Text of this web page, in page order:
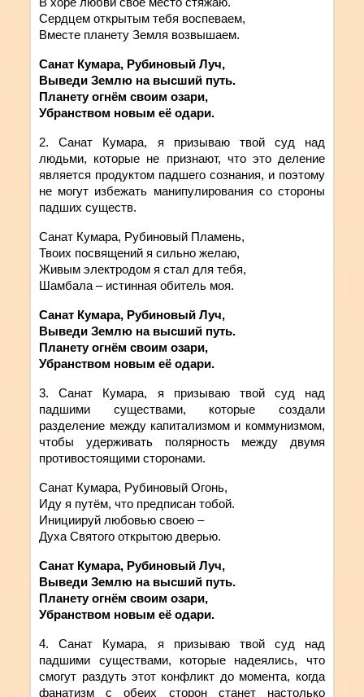
Сердцем открытым тебя воспеваем,
Вместе планету Земля возвышаем.
Санат Кумара, Рубиновый Луч,
Выведи Землю на высший путь.
Планету огнём своим озари,
Убранством новым её одари.
2. Санат Кумара, я призываю твой суд
над
людьми, которые не признают, что это деление
является продуктом падшего сознания, и поэтому
не могут избежать манипулирования со стороны
падших существ.
Санат Кумара, Рубиновый Пламень,
Твоих посвящений я сильно желаю,
Живым электродом я стал для тебя,
Шамбала – истинная обитель моя.
Санат Кумара, Рубиновый Луч,
Выведи Землю на высший путь.
Планету огнём своим озари,
Убранством новым её одари.
3. Санат Кумара, я призываю твой
суд над
падшими существами, которые создали
разделение между капитализмом и коммунизмом,
чтобы удерживать полярность между двумя
противостоящими сторонами.
Санат Кумара, Рубиновый Огонь,
Иду я путём, что предписан тобой.
Инициируй любовью своею –
Духа Святого открытою дверью.
Санат Кумара, Рубиновый Луч,
Выведи Землю на высший путь.
Планету огнём своим озари,
Убранством новым её одари.
4. Санат Кумара, я призываю твой
суд над
падшими существами, которые надеялись, что
смогут раздуть этот конфликт до момента, когда
фанатизм с обеих сторон станет настолько